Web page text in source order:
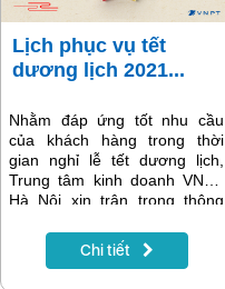
Lịch phục vụ tết
dương lịch 2021...
Nhằm đáp ứng tốt nhu cầu
của khách hàng trong thời
gian nghỉ lễ tết dương lịch,
Trung tâm kinh doanh VNPT
Hà Nội xin trân trọng thông
làm việc của các cửa hàng
giao dịch và tổng đài chăm
Chi tiết